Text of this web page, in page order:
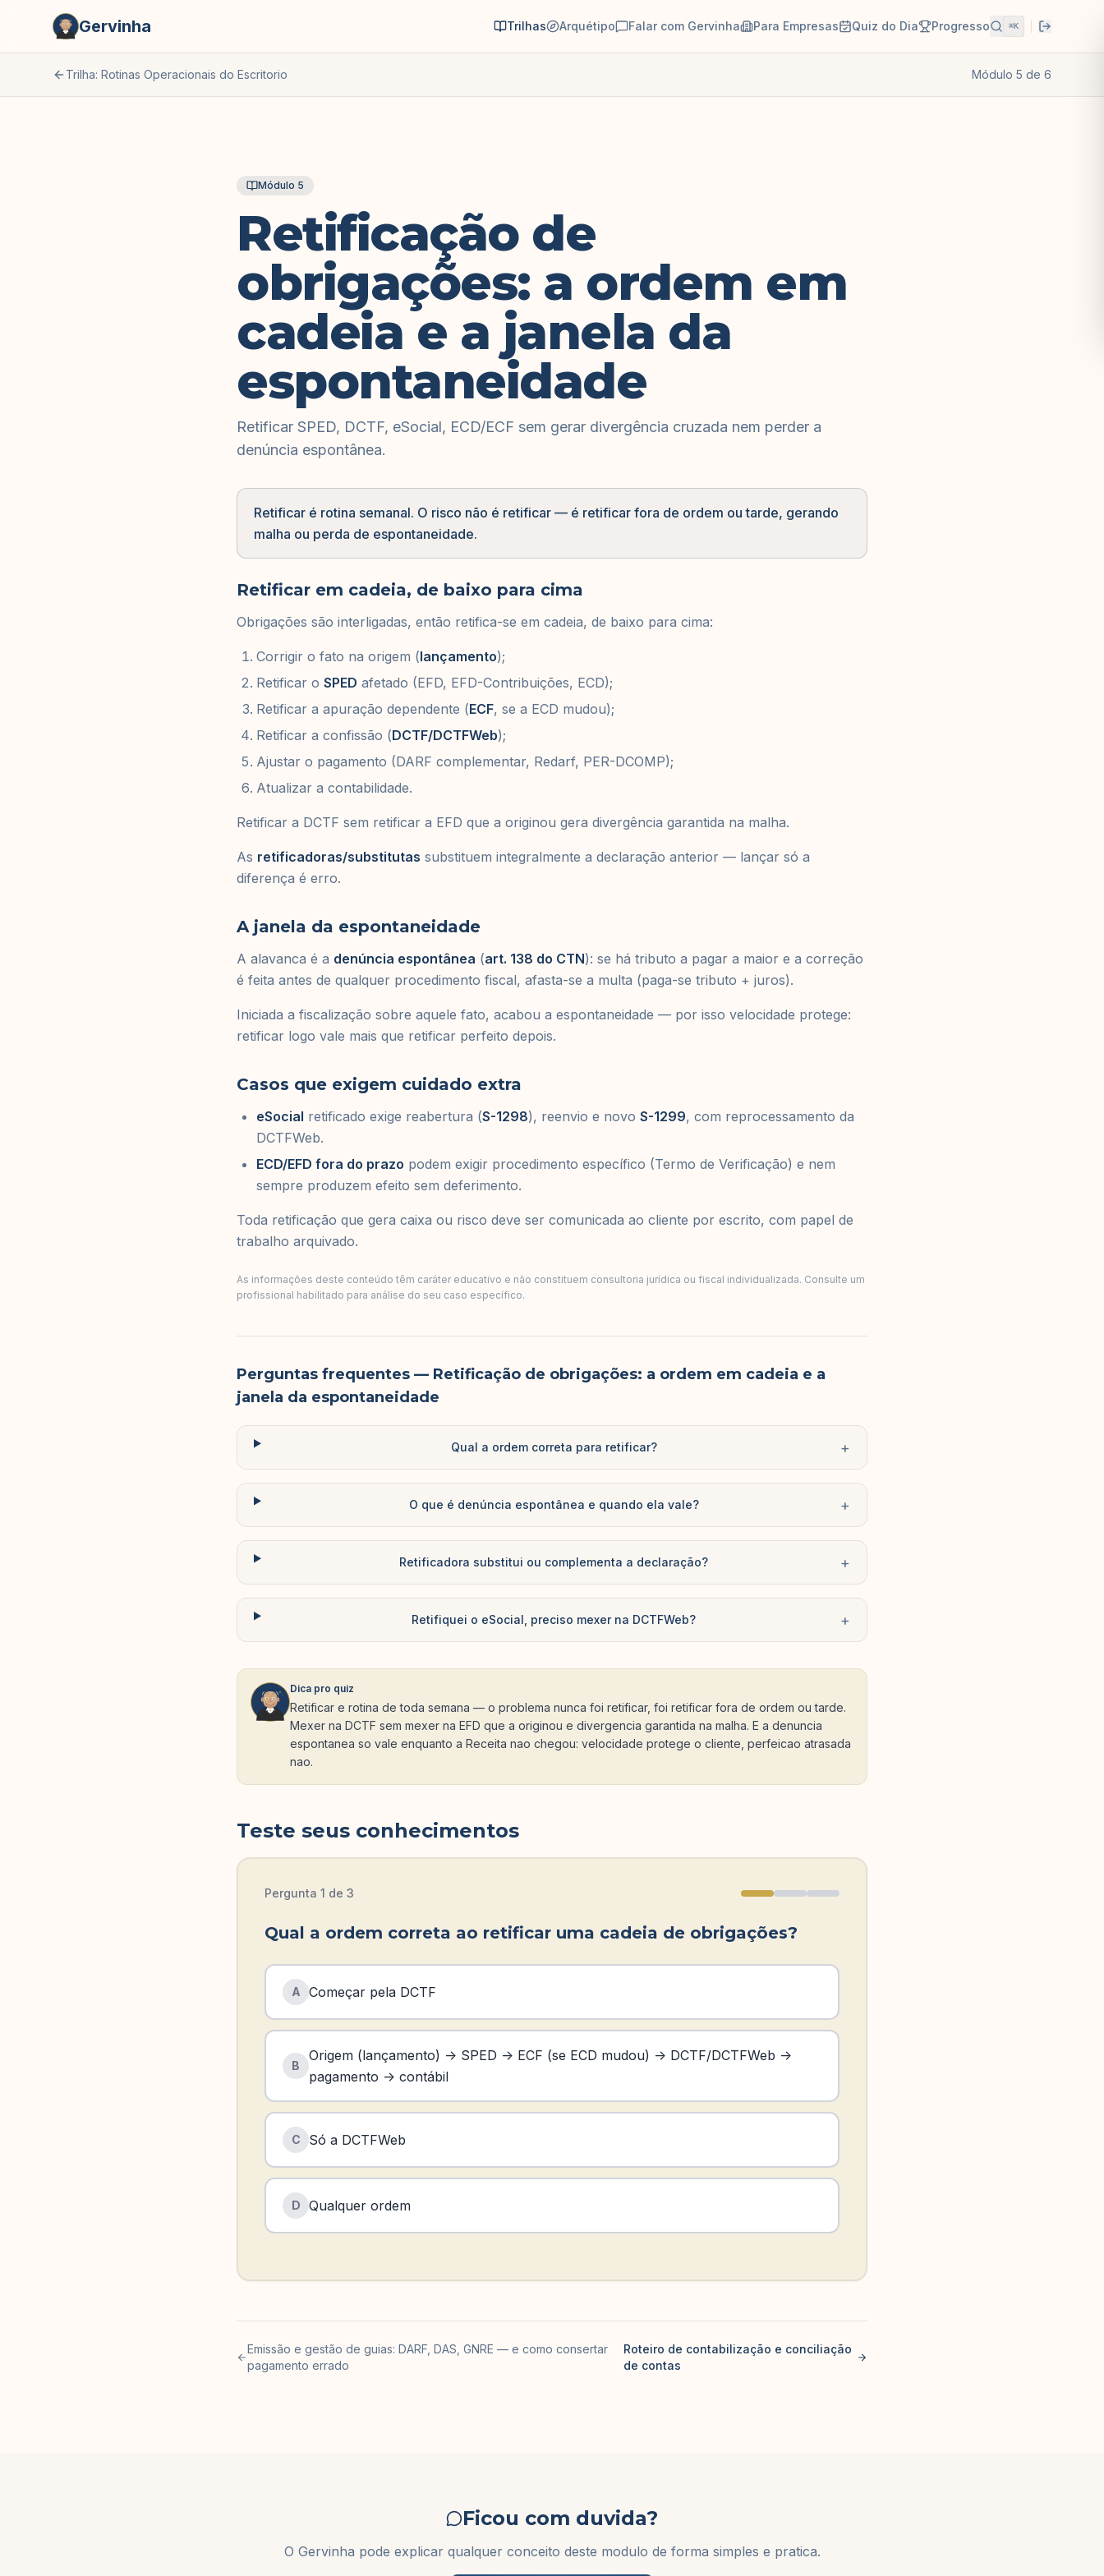
Gervinha Trilhas Arquétipo Falar com Gervinha Para Empresas Quiz do Dia Progresso ⌘K
Trilha: Rotinas Operacionais do Escritorio Módulo 5 de 6
Módulo 5
Retificação de
obrigações: a ordem em
cadeia e a janela da
espontaneidade
Retificar SPED, DCTF, eSocial, ECD/ECF sem gerar divergência cruzada nem perder a
denúncia espontânea.
Retificar é rotina semanal. O risco não é retificar — é retificar fora de ordem ou tarde, gerando
malha ou perda de espontaneidade.
Retificar em cadeia, de baixo para cima
Obrigações são interligadas, então retifica-se em cadeia, de baixo para cima:
Corrigir o fato na origem (lançamento);
Retificar o SPED afetado (EFD, EFD-Contribuições, ECD);
Retificar a apuração dependente (ECF, se a ECD mudou);
Retificar a confissão (DCTF/DCTFWeb);
Ajustar o pagamento (DARF complementar, Redarf, PER-DCOMP);
Atualizar a contabilidade.
Retificar a DCTF sem retificar a EFD que a originou gera divergência garantida na malha.
As retificadoras/substitutas substituem integralmente a declaração anterior — lançar só a
diferença é erro.
A janela da espontaneidade
A alavanca é a denúncia espontânea (art. 138 do CTN): se há tributo a pagar a maior e a correção
é feita antes de qualquer procedimento fiscal, afasta-se a multa (paga-se tributo + juros).
Iniciada a fiscalização sobre aquele fato, acabou a espontaneidade — por isso velocidade protege:
retificar logo vale mais que retificar perfeito depois.
Casos que exigem cuidado extra
eSocial retificado exige reabertura (S-1298), reenvio e novo S-1299, com reprocessamento da
DCTFWeb.
ECD/EFD fora do prazo podem exigir procedimento específico (Termo de Verificação) e nem
sempre produzem efeito sem deferimento.
Toda retificação que gera caixa ou risco deve ser comunicada ao cliente por escrito, com papel de
trabalho arquivado.
As informações deste conteúdo têm caráter educativo e não constituem consultoria jurídica ou fiscal individualizada. Consulte um
profissional habilitado para análise do seu caso específico.
Perguntas frequentes — Retificação de obrigações: a ordem em cadeia e a
janela da espontaneidade
Qual a ordem correta para retificar? +
O que é denúncia espontânea e quando ela vale? +
Retificadora substitui ou complementa a declaração? +
Retifiquei o eSocial, preciso mexer na DCTFWeb? +
Dica pro quiz
Retificar e rotina de toda semana — o problema nunca foi retificar, foi retificar fora de ordem ou tarde.
Mexer na DCTF sem mexer na EFD que a originou e divergencia garantida na malha. E a denuncia
espontanea so vale enquanto a Receita nao chegou: velocidade protege o cliente, perfeicao atrasada
nao.
Teste seus conhecimentos
Pergunta 1 de 3
Qual a ordem correta ao retificar uma cadeia de obrigações?
A Começar pela DCTF
B
Origem (lançamento) -> SPED -> ECF (se ECD mudou) -> DCTF/DCTFWeb ->
pagamento -> contábil
C Só a DCTFWeb
D Qualquer ordem
Emissão e gestão de guias: DARF, DAS, GNRE — e como consertar
pagamento errado
Roteiro de contabilização e conciliação
de contas
Ficou com duvida?
O Gervinha pode explicar qualquer conceito deste modulo de forma simples e pratica.